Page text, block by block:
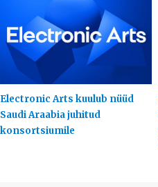
Electronic Arts kuulub nüüd
Saudi Araabia juhitud
konsortsiumile